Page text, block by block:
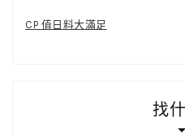
CP 值日料大滿足
找